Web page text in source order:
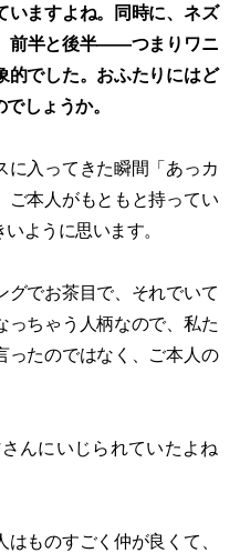
いますよね。同時に、ネズ
前半と後半――つまりワニ
的でした。おふたりにはど
しょうか。
に入ってきた瞬間「あっカ
ご本人がもともと持ってい
ように思います。
グでお茶目で、それでいて
っちゃう人柄なので、私た
ったのではなく、ご本人の
んにいじられていたよね
ものすごく仲が良くて、